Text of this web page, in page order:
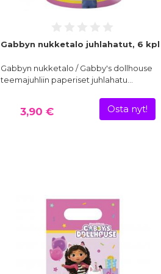
Gabbyn nukketalo juhlahatut, 6 kpl
Gabbyn nukketalo / Gabby's dollhouse
teemajuhliin paperiset juhlahatu…
3,90 € Osta nyt!